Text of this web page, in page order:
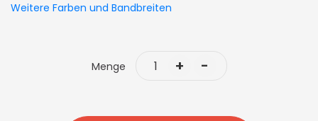
Weitere Farben und Bandbreiten
Menge -
+